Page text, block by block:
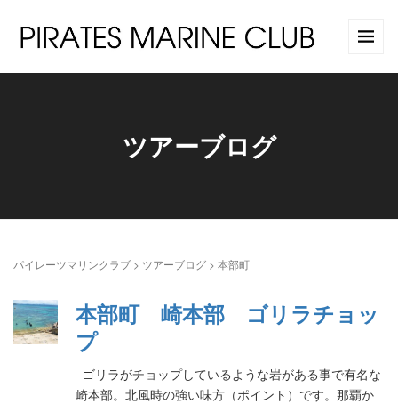
ツアーブログ
パイレーツマリンクラブ > ツアーブログ > 本部町
本部町 崎本部 ゴリラチョッ
プ
ゴリラがチョップしているような岩がある事で有名な
崎本部。北風時の強い味方（ポイント）です。那覇か